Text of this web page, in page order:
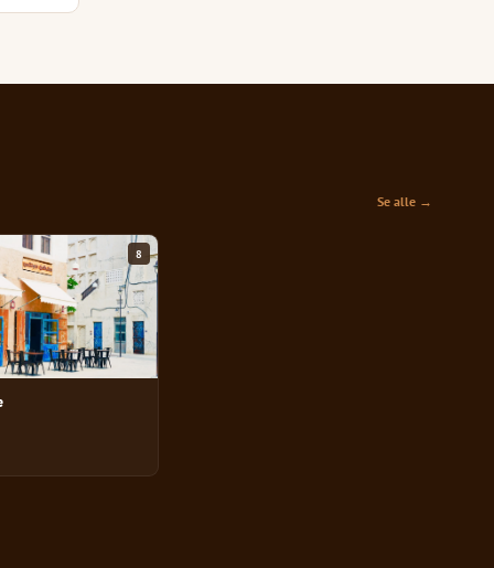
Se alle →
8